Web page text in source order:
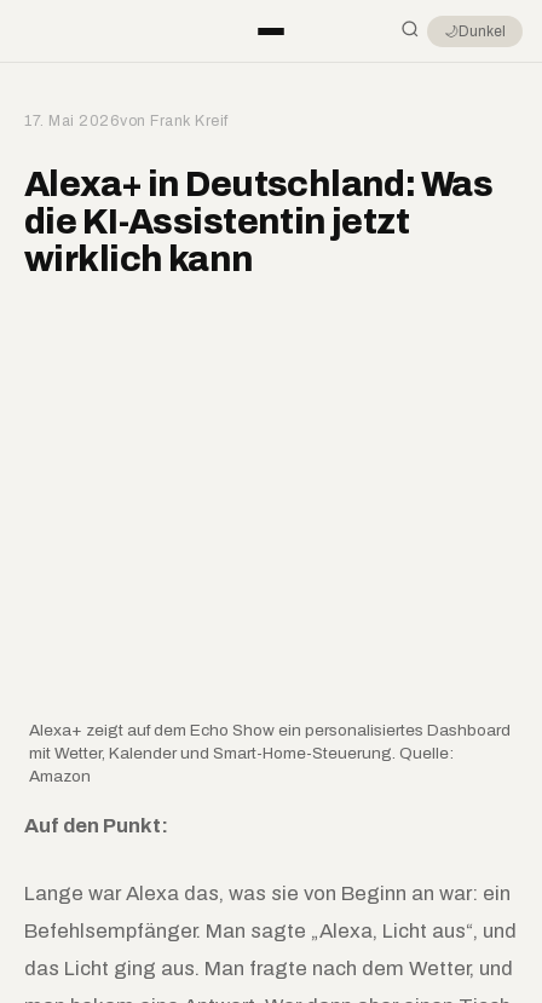
🌙Dunkel
17. Mai 2026von Frank Kreif
Alexa+ in Deutschland: Was
die KI-Assistentin jetzt
wirklich kann
Alexa+ zeigt auf dem Echo Show ein personalisiertes Dashboard
mit Wetter, Kalender und Smart-Home-Steuerung. Quelle:
Amazon
Auf den Punkt:
Lange war Alexa das, was sie von Beginn an war: ein
Befehlsempfänger. Man sagte „Alexa, Licht aus“, und
das Licht ging aus. Man fragte nach dem Wetter, und